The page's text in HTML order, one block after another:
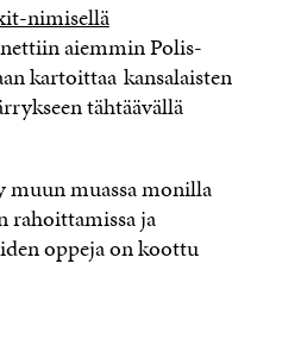
nimisellä
aiemmin Polis-
kartoittaa kansalaisten
tähtäävällä
muun muassa monilla
rahoittamissa ja
oppeja on koottu